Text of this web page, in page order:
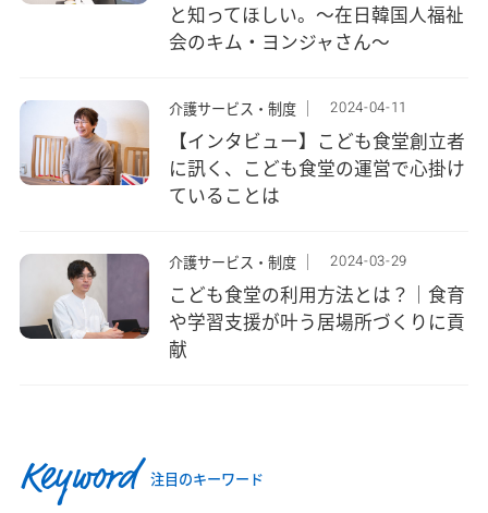
と知ってほしい。～在日韓国人福祉
会のキム・ヨンジャさん～
介護サービス・制度 2024-04-11
【インタビュー】こども食堂創立者
に訊く、こども食堂の運営で心掛け
ていることは
介護サービス・制度 2024-03-29
こども食堂の利用方法とは？｜食育
や学習支援が叶う居場所づくりに貢
献
Keyword 注目のキーワード